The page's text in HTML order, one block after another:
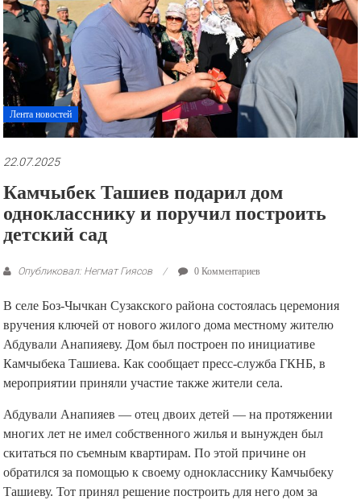
рекламные
ролики
и
презентации.
Лента новостей
22.07.2025
Камчыбек Ташиев подарил дом
однокласснику и поручил построить
детский сад
Опубликовал: Негмат Гиясов 0 Комментариев
В селе Боз-Чычкан Сузакского района состоялась церемония
вручения ключей от нового жилого дома местному жителю
Абдували Анапияеву. Дом был построен по инициативе
Камчыбека Ташиева. Как сообщает пресс-служба ГКНБ, в
мероприятии приняли участие также жители села.
Абдували Анапияев — отец двоих детей — на протяжении
многих лет не имел собственного жилья и вынужден был
скитаться по съемным квартирам. По этой причине он
обратился за помощью к своему однокласснику Камчыбеку
Ташиеву. Тот принял решение построить для него дом за